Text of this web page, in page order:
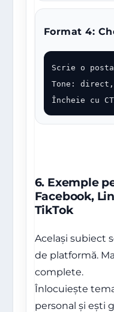
Format 4:
Scrie o
Tone:
Încheie cu
6. Exemple
Facebook,
TikTok
Același subiect
de platformă.
complete.
Înlocuiește
personal și ești